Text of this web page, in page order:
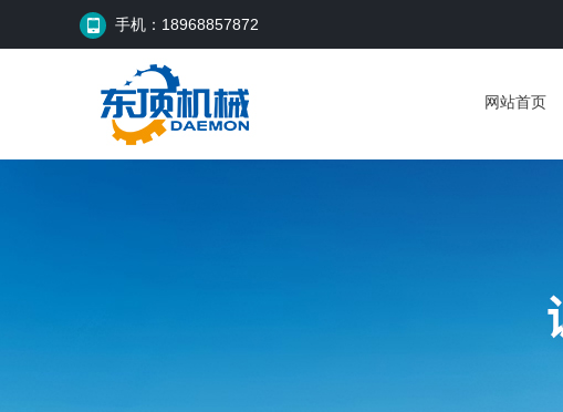
手机：18968857872
网站首页